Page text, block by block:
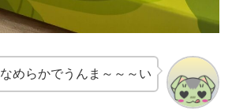
なめらかでうんま～～～い